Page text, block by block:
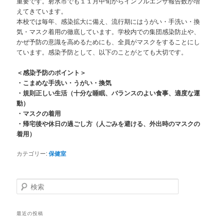
えてきています。
本校では毎年、感染拡大に備え、流行期にはうがい・手洗い・換
気・マスク着用の徹底しています。学校内での集団感染防止や、
かぜ予防の意識を高めるためにも、全員がマスクをすることにし
ています。感染予防として、以下のことがとても大切です。
＜感染予防のポイント＞
・こまめな手洗い・うがい・換気
・規則正しい生活（十分な睡眠、バランスのよい食事、適度な運
動）
・マスクの着用
・帰宅後や休日の過ごし方（人ごみを避ける、外出時のマスクの
着用）
カテゴリー:保健室
検
索
最近の投稿